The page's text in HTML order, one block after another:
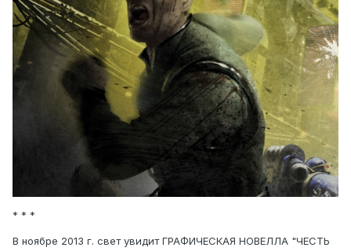
* * *
В ноябре 2013 г. свет увидит ГРАФИЧЕСКАЯ НОВЕЛЛА "ЧЕСТЬ